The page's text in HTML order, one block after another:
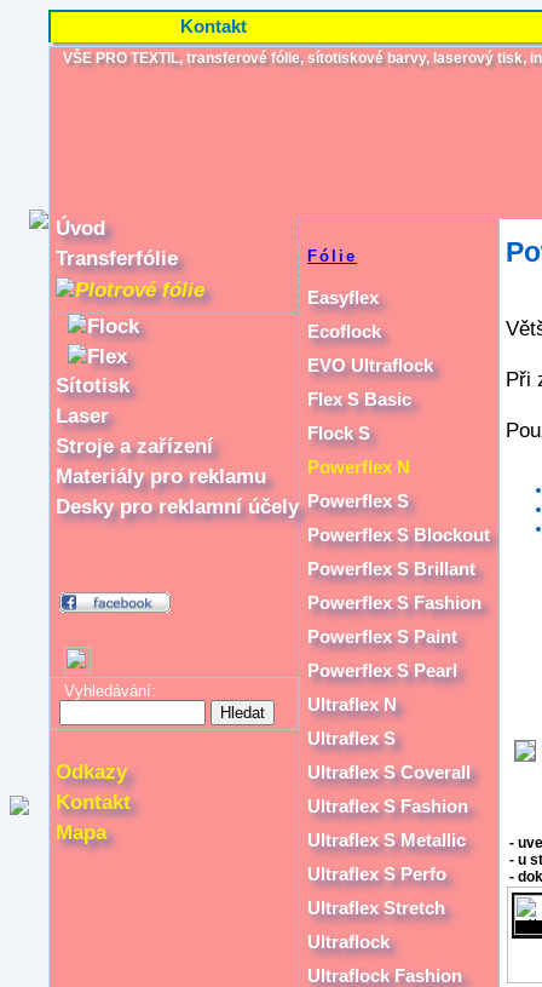
Kontakt
VŠE PRO TEXTIL, transferové fólie, sítotiskové barvy, laserový
Úvod
Transferfólie
Plotrové fólie
Flock
Flex
Sítotisk
Laser
Stroje a zařízení
Materiály pro reklamu
Desky pro reklamní účely
Vyhledávání:
Odkazy
Kontakt
Mapa
Fólie
Easyflex
Ecoflock
EVO Ultraflock
Flex S Basic
Flock S
Powerflex N
Powerflex S
Powerflex S Blockout
Powerflex S Brillant
Powerflex S Fashion
Powerflex S Paint
Powerflex S Pearl
Ultraflex N
Ultraflex S
Ultraflex S Coverall
Ultraflex S Fashion
Ultraflex S Metallic
Ultraflex S Perfo
Ultraflex Stretch
Ultraflock
Ultraflock Fashion
Při
-
- u
-